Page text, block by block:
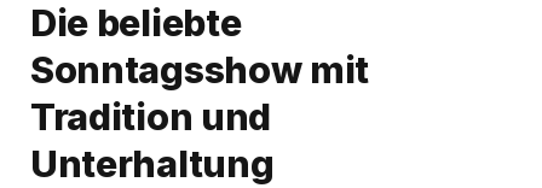
Die beliebte
Sonntagsshow mit
Tradition und
Unterhaltung